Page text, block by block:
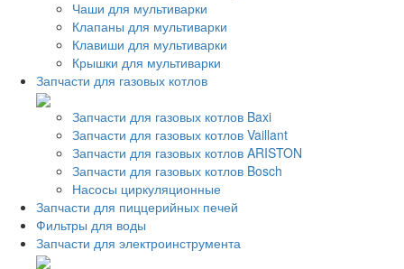
Чаши для мультиварки
Клапаны для мультиварки
Клавиши для мультиварки
Крышки для мультиварки
Запчасти для газовых котлов
Запчасти для газовых котлов Baxi
Запчасти для газовых котлов Vaillant
Запчасти для газовых котлов ARISTON
Запчасти для газовых котлов Bosch
Насосы циркуляционные
Запчасти для пиццерийных печей
Фильтры для воды
Запчасти для электроинструмента